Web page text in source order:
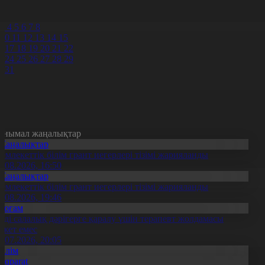
4 5 6 7 8
10 11 12 13 14 15
17 18 19 20 21 22
24 25 26 27 28 29
31
жаңалықтар
білім грант иегерлері тізімі жарияланды
16:50
білім грант иегерлері тізімі жарияланды
19:46
салалық дәрігерге қаралу үшін терапевт жолдамасы
емес
20:05